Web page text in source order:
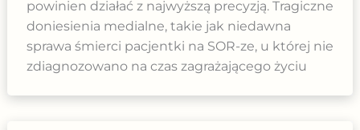
powinien działać z najwyższą precyzją. Tragiczne
doniesienia medialne, takie jak niedawna
sprawa śmierci pacjentki na SOR-ze, u której nie
zdiagnozowano na czas zagrażającego życiu